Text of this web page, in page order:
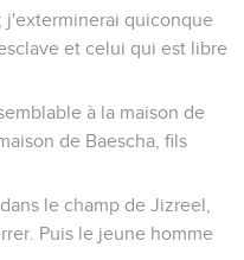
j'exterminerai quiconque
et celui qui est libre
à la maison de
de Baescha, fils
le champ de Jizreel,
Puis le jeune homme